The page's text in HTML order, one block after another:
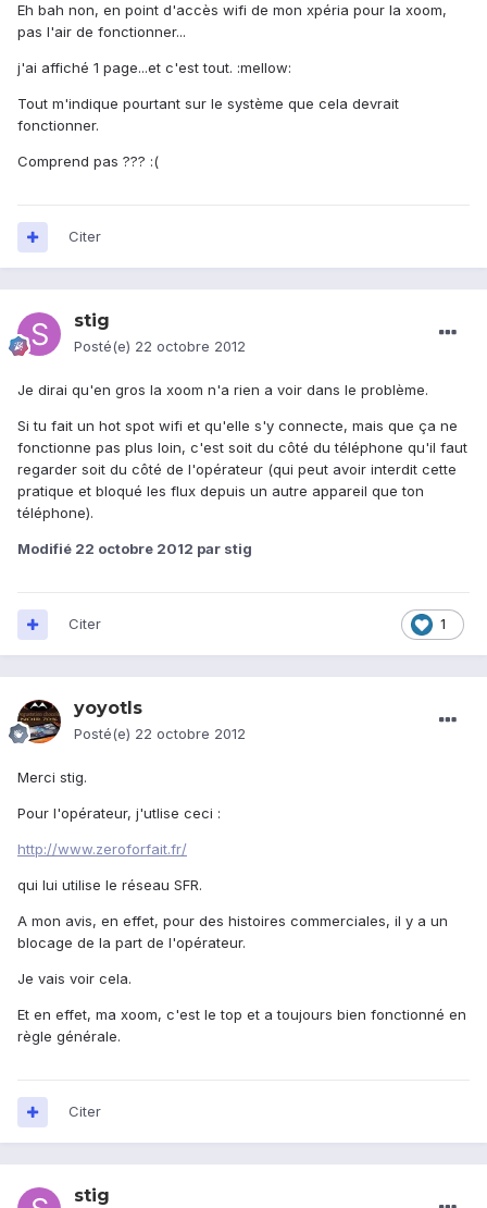
Eh bah non, en point d'accès wifi de mon xpéria pour la xoom,
pas l'air de fonctionner...
j'ai affiché 1 page...et c'est tout. :mellow:
Tout m'indique pourtant sur le système que cela devrait
fonctionner.
Comprend pas ??? :(
Citer
stig
Posté(e) 22 octobre 2012
Je dirai qu'en gros la xoom n'a rien a voir dans le problème.
Si tu fait un hot spot wifi et qu'elle s'y connecte, mais que ça ne
fonctionne pas plus loin, c'est soit du côté du téléphone qu'il faut
regarder soit du côté de l'opérateur (qui peut avoir interdit cette
pratique et bloqué les flux depuis un autre appareil que ton
téléphone).
Modifié 22 octobre 2012 par stig
1
Citer
yoyotls
Posté(e) 22 octobre 2012
Merci stig.
Pour l'opérateur, j'utlise ceci :
http://www.zeroforfait.fr/
qui lui utilise le réseau SFR.
A mon avis, en effet, pour des histoires commerciales, il y a un
blocage de la part de l'opérateur.
Je vais voir cela.
Et en effet, ma xoom, c'est le top et a toujours bien fonctionné en
règle générale.
Citer
stig